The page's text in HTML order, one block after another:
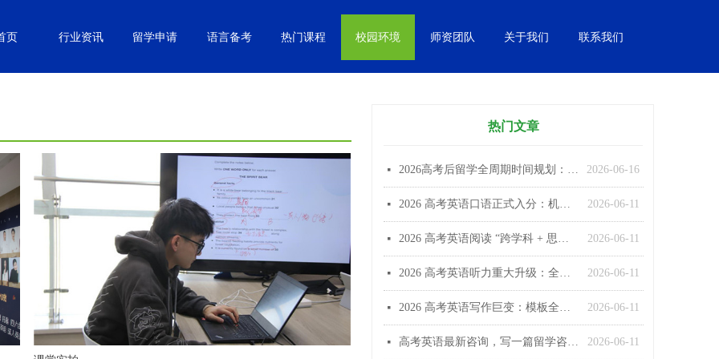
页 行业资讯 留学申请 语言备考 热门课程 校园环境 师资团队 关于我们 联系我们
2026-06-16
넷 2026高考后留学全周期时间规划：抓住3个月窗口期，实现9月无缝入学
2026-06-11
넷 2026 高考英语口语正式入分：机考 20 分、听说双线达标、衔接留学更顺畅
2026-06-11
넷 2026 高考英语阅读 “跨学科 + 思辨化”：长难句密集、题材多元、推理成高分关键
2026-06-11
넷 2026 高考英语听力重大升级：全国统一双遍播放、口音多元、学术场景占比飙升
2026-06-11
넷 2026 高考英语写作巨变：模板全面失效、文化表达成高分核心、开放性显著提升
2026-06-11
넷 高考英语最新咨询，写一篇留学咨询1000字，2026高考英语的最新资讯 5篇资讯
热门文章